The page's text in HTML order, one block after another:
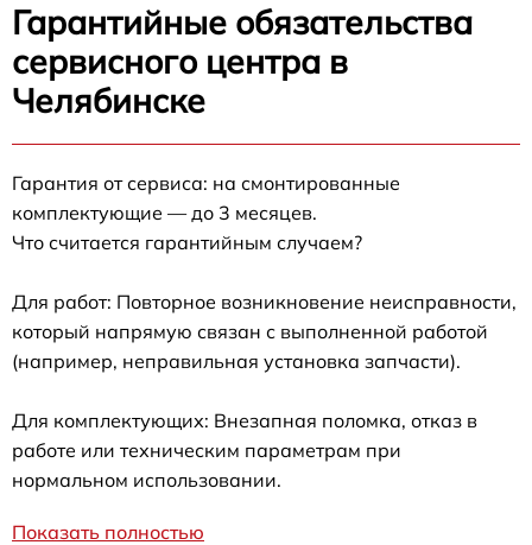
Гарантийные обязательства
сервисного центра в
Челябинске
Гарантия от сервиса: на смонтированные
комплектующие — до 3 месяцев.
Что считается гарантийным случаем?
Для работ: Повторное возникновение неисправности,
который напрямую связан с выполненной работой
(например, неправильная установка запчасти).
Для комплектующих: Внезапная поломка, отказ в
работе или техническим параметрам при
нормальном использовании.
Показать полностью